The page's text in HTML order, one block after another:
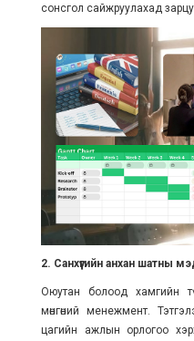
сонсгол сайжруулахад
2. Санхүүгийн анхан шатны
Оюутан болоод хамгийн
мөнгөний менежмент.
цагийн ажлын орлогоо